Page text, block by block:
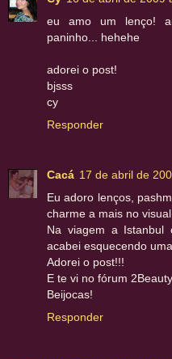
eu amo um lenço!
paninho... hehehe
adorei o post!
bjsss
cy
Responder
Cacá 17 de abril de
Eu adoro lenços,
charme a mais no visual.
Na viagem a Istanbul
acabei esquecendo
Adorei o post!!!
E te vi no fórum
Beijocas!
Responder